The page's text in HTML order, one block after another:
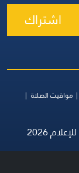
اشتراك
مواقيت الصلاة
2026